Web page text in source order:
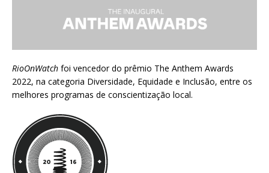
RioOnWatch foi vencedor do prêmio The Anthem Awards
2022, na categoria Diversidade, Equidade e Inclusão, entre os
melhores programas de conscientização local.